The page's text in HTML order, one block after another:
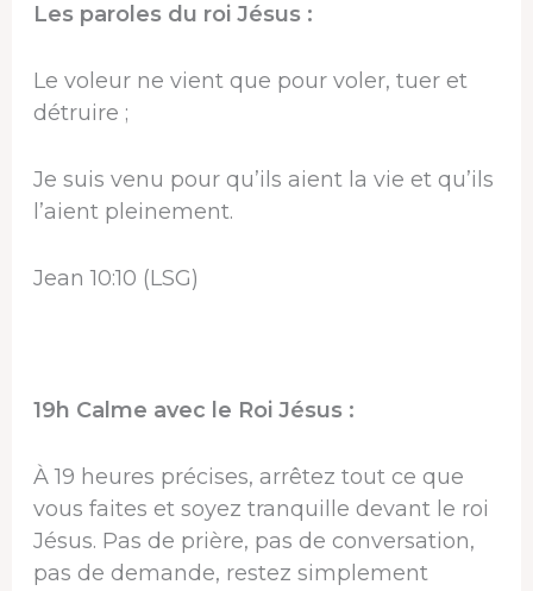
Les paroles du roi Jésus :
Le voleur ne vient que pour voler, tuer et
détruire ;
Je suis venu pour qu’ils aient la vie et qu’ils
l’aient pleinement.
Jean 10:10 (LSG)
19h Calme avec le Roi Jésus :
À 19 heures précises, arrêtez tout ce que
vous faites et soyez tranquille devant le roi
Jésus. Pas de prière, pas de conversation,
pas de demande, restez simplement